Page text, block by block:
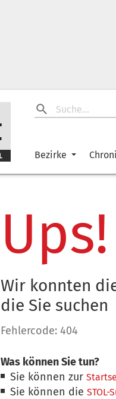
Bezirke
Ups!
Wir konnten
die Sie suchen
Fehlercode: 404
Was können Sie tun?
Sie können zur
Sie können dieSTOL-